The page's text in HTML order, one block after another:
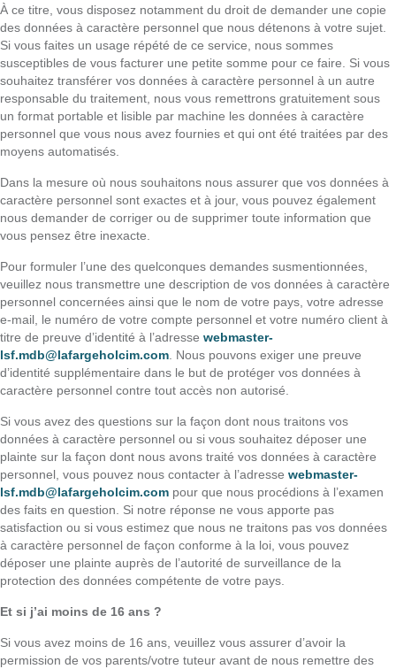
À ce titre, vous disposez notamment du droit de demander une copie
des données à caractère personnel que nous détenons à votre sujet.
Si vous faites un usage répété de ce service, nous sommes
susceptibles de vous facturer une petite somme pour ce faire. Si vous
souhaitez transférer vos données à caractère personnel à un autre
responsable du traitement, nous vous remettrons gratuitement sous
un format portable et lisible par machine les données à caractère
personnel que vous nous avez fournies et qui ont été traitées par des
moyens automatisés.
Dans la mesure où nous souhaitons nous assurer que vos données à
caractère personnel sont exactes et à jour, vous pouvez également
nous demander de corriger ou de supprimer toute information que
vous pensez être inexacte.
Pour formuler l’une des quelconques demandes susmentionnées,
veuillez nous transmettre une description de vos données à caractère
personnel concernées ainsi que le nom de votre pays, votre adresse
e-mail, le numéro de votre compte personnel et votre numéro client à
titre de preuve d’identité à l’adresse webmaster-
lsf.mdb@lafargeholcim.com . Nous pouvons exiger une preuve
d’identité supplémentaire dans le but de protéger vos données à
caractère personnel contre tout accès non autorisé.
Si vous avez des questions sur la façon dont nous traitons vos
données à caractère personnel ou si vous souhaitez déposer une
plainte sur la façon dont nous avons traité vos données à caractère
personnel, vous pouvez nous contacter à l’adresse webmaster-
lsf.mdb@lafargeholcim.com pour que nous procédions à l’examen
des faits en question. Si notre réponse ne vous apporte pas
satisfaction ou si vous estimez que nous ne traitons pas vos données
à caractère personnel de façon conforme à la loi, vous pouvez
déposer une plainte auprès de l’autorité de surveillance de la
protection des données compétente de votre pays.
Et si j’ai moins de 16 ans ?
Si vous avez moins de 16 ans, veuillez vous assurer d’avoir la
permission de vos parents/votre tuteur avant de nous remettre des